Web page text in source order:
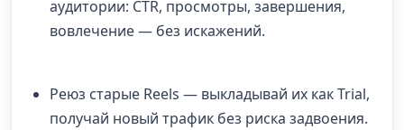
аудитории: CTR, просмотры, завершения,
вовлечение — без искажений.
Реюз старые Reels — выкладывай их как Trial,
получай новый трафик без риска задвоения.